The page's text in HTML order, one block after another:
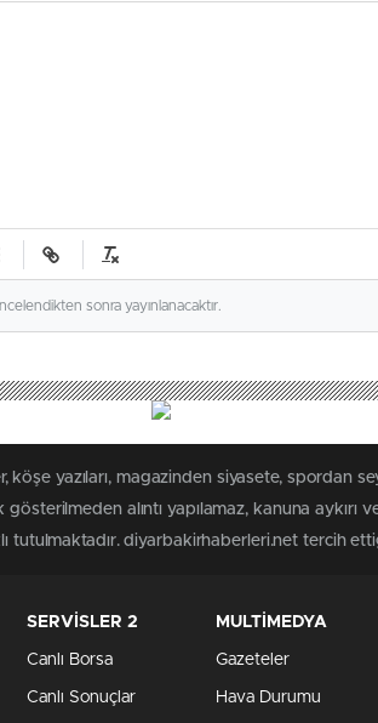
sonra yayınlanacaktır.
köşe yazıları, magazinden siyasete,
alıntı yapılamaz, kanuna aykırı
tutulmaktadır. diyarbakirhaberleri.net tercih
SERVİSLER 2
Canlı Borsa
Canlı Sonuçlar
MULTİMEDYA
Gazeteler
Hava Durumu